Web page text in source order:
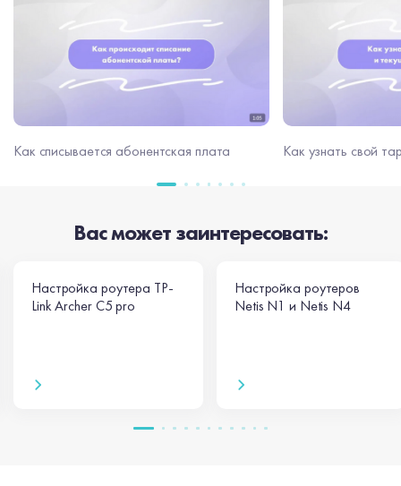
Как списывается абонентская плата Как узнать свой
Вас может заинтересовать:
Настройка роутера TP-
Link Archer C5 pro
Настройка роутеров
Netis N1 и Netis N4